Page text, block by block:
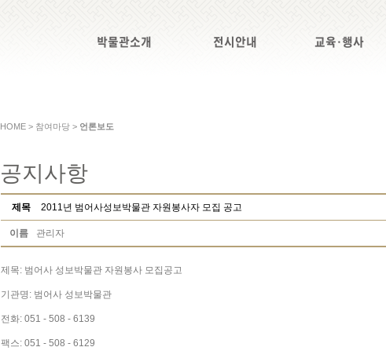
박물관소개 전시안내 교육·행사
HOME > 참여마당 > 언론보도
공지사항
제목 2011년 범어사성보박물관 자원봉사자 모집 공고
이름 관리자
제목: 범어사 성보박물관 자원봉사 모집공고
기관명: 범어사 성보박물관
전화: 051 - 508 - 6139
팩스: 051 - 508 - 6129